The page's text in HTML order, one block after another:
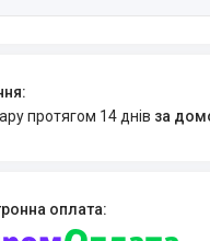
протягом 14 днів за